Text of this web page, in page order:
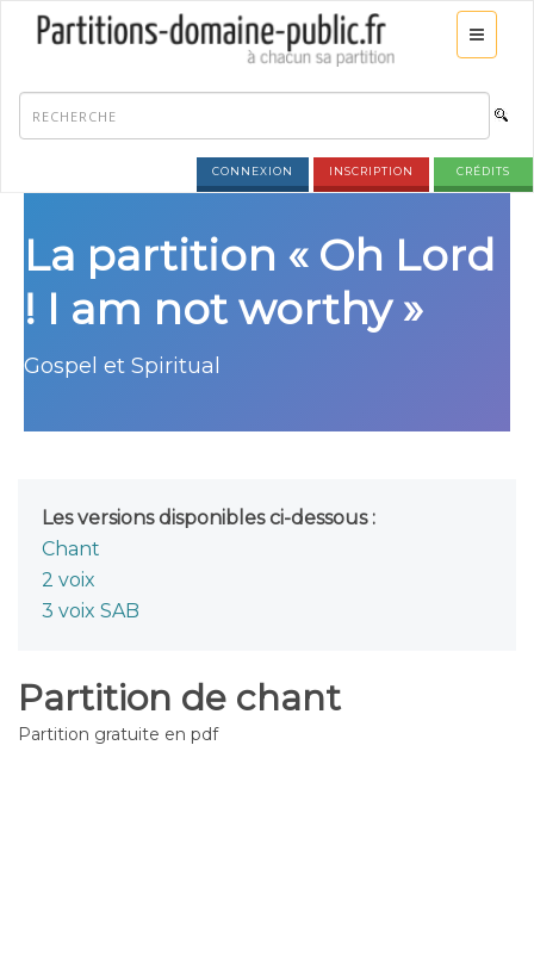
CONNEXION INSCRIPTION CRÉDITS
La partition « Oh Lord
! I am not worthy »
Gospel et Spiritual
Les versions disponibles ci-dessous :
Chant
2 voix
3 voix SAB
Partition de chant
Partition gratuite en pdf